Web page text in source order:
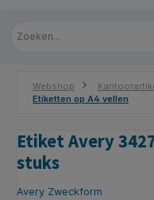
Webshop
Etiketten op A4 vellen
Etiket Avery
stuks
Avery Zweckform